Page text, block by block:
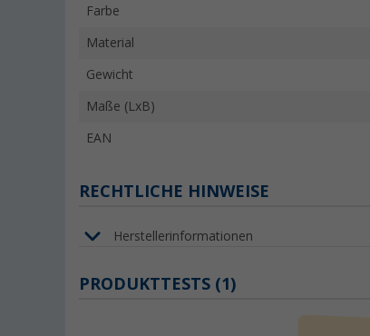
Farbe
Material
Gewicht
Maße (LxB)
EAN
RECHTLICHE HINWEISE
Herstellerinformationen
PRODUKTTESTS (1)